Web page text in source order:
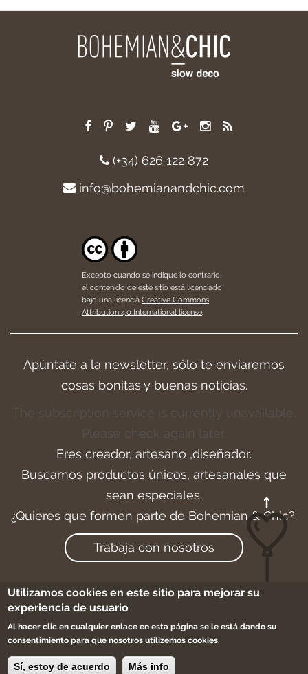
(+34) 626 122 872
info@bohemianandchic.com
Excepto cuando se indique lo contrario,
el contenido de este sitio está licenciado
bajo una licencia Creative Commons
Attribution 4.0 International license.
Apúntate a la newsletter, sólo te enviaremos
cosas bonitas y buenas noticias.
The subscription service is currently unavailable.
Please check again later.
Eres creador, artesano ,diseñador.
Buscamos productos únicos, artesanales que
sean especiales.
¿Quieres que formen parte de Bohemian & Chic?.
Trabaja con nosotros
Aviso legal-Cookies
-Sitemap
©2017 bohemian & chic
Utilizamos cookies en este sitio para mejorar su
experiencia de usuario
Al hacer clic en cualquier enlace en esta página se le está dando su
consentimiento para que nosotros utilizemos cookies.
Sí, estoy de acuerdo Más info